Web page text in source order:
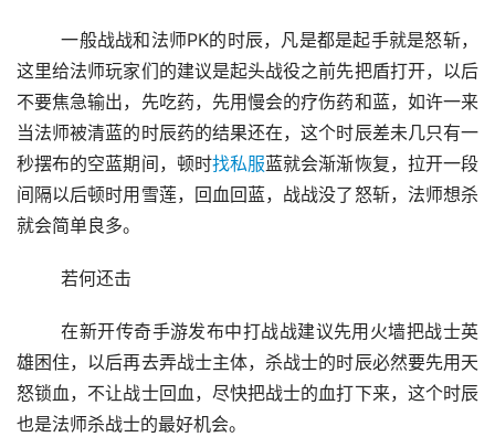
	一般战战和法师PK的时辰，凡是都是起手就是怒斩，
这里给法师玩家们的建议是起头战役之前先把盾打开，以后
不要焦急输出，先吃药，先用慢会的疗伤药和蓝，如许一来
当法师被清蓝的时辰药的结果还在，这个时辰差未几只有一
秒摆布的空蓝期间，顿时找私服蓝就会渐渐恢复，拉开一段
间隔以后顿时用雪莲，回血回蓝，战战没了怒斩，法师想杀
就会简单良多。
	若何还击
	在新开传奇手游发布中打战战建议先用火墙把战士英
雄困住，以后再去弄战士主体，杀战士的时辰必然要先用天
怒锁血，不让战士回血，尽快把战士的血打下来，这个时辰
也是法师杀战士的最好机会。